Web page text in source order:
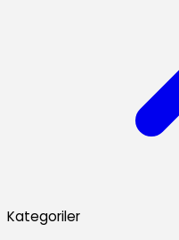
Kategoriler